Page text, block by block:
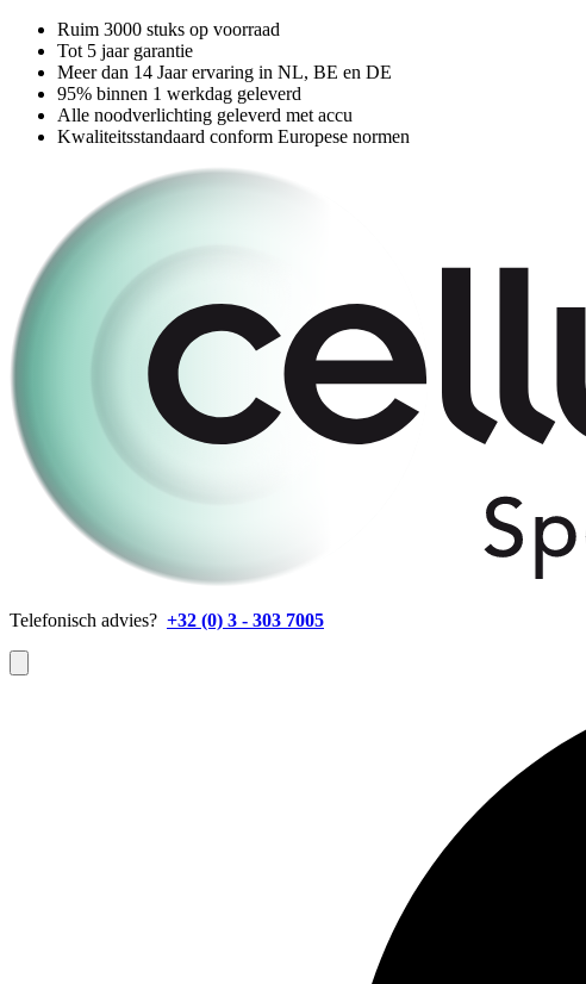
Ruim 3000 stuks op voorraad
Tot 5 jaar garantie
Meer dan 14 Jaar ervaring in NL, BE en DE
95% binnen 1 werkdag geleverd
Alle noodverlichting geleverd met accu
Kwaliteitsstandaard conform Europese normen
Telefonisch advies? +32 (0) 3 - 303 7005